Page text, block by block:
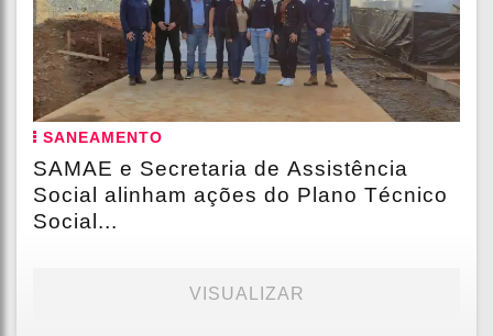
SANEAMENTO
SAMAE e Secretaria de Assistência
Social alinham ações do Plano Técnico
Social...
VISUALIZAR